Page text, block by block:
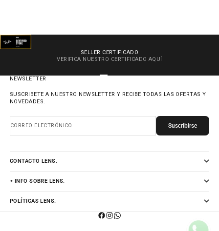
SELLER CERTIFICADO
VERIFICA NUESTRO CERTIFICADO AQUÍ
NEWSLETTER
SUSCRIBETE A NUESTRO NEWSLETTER Y RECIBE TODAS LAS OFERTAS Y
NOVEDADES.
CORREO ELECTRÓNICO Suscribirse
CONTACTO LENS.
+ INFO SOBRE LENS.
POLÍTICAS LENS.